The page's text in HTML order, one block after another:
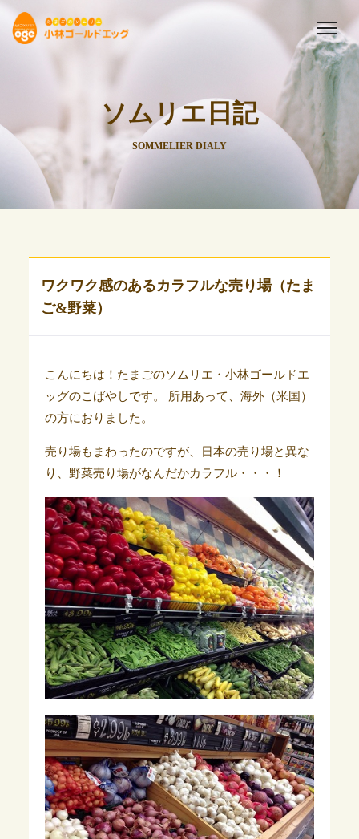
ソムリエ日記
SOMMELIER DIALY
ワクワク感のあるカラフルな売り場（たま
ご&野菜）
こんにちは！たまごのソムリエ・小林ゴールドエ
ッグのこばやしです。
所用あって、海外（米国）
の方におりました。
売り場もまわったのですが、日本の売り場と異な
り、野菜売り場がなんだかカラフル・・・！